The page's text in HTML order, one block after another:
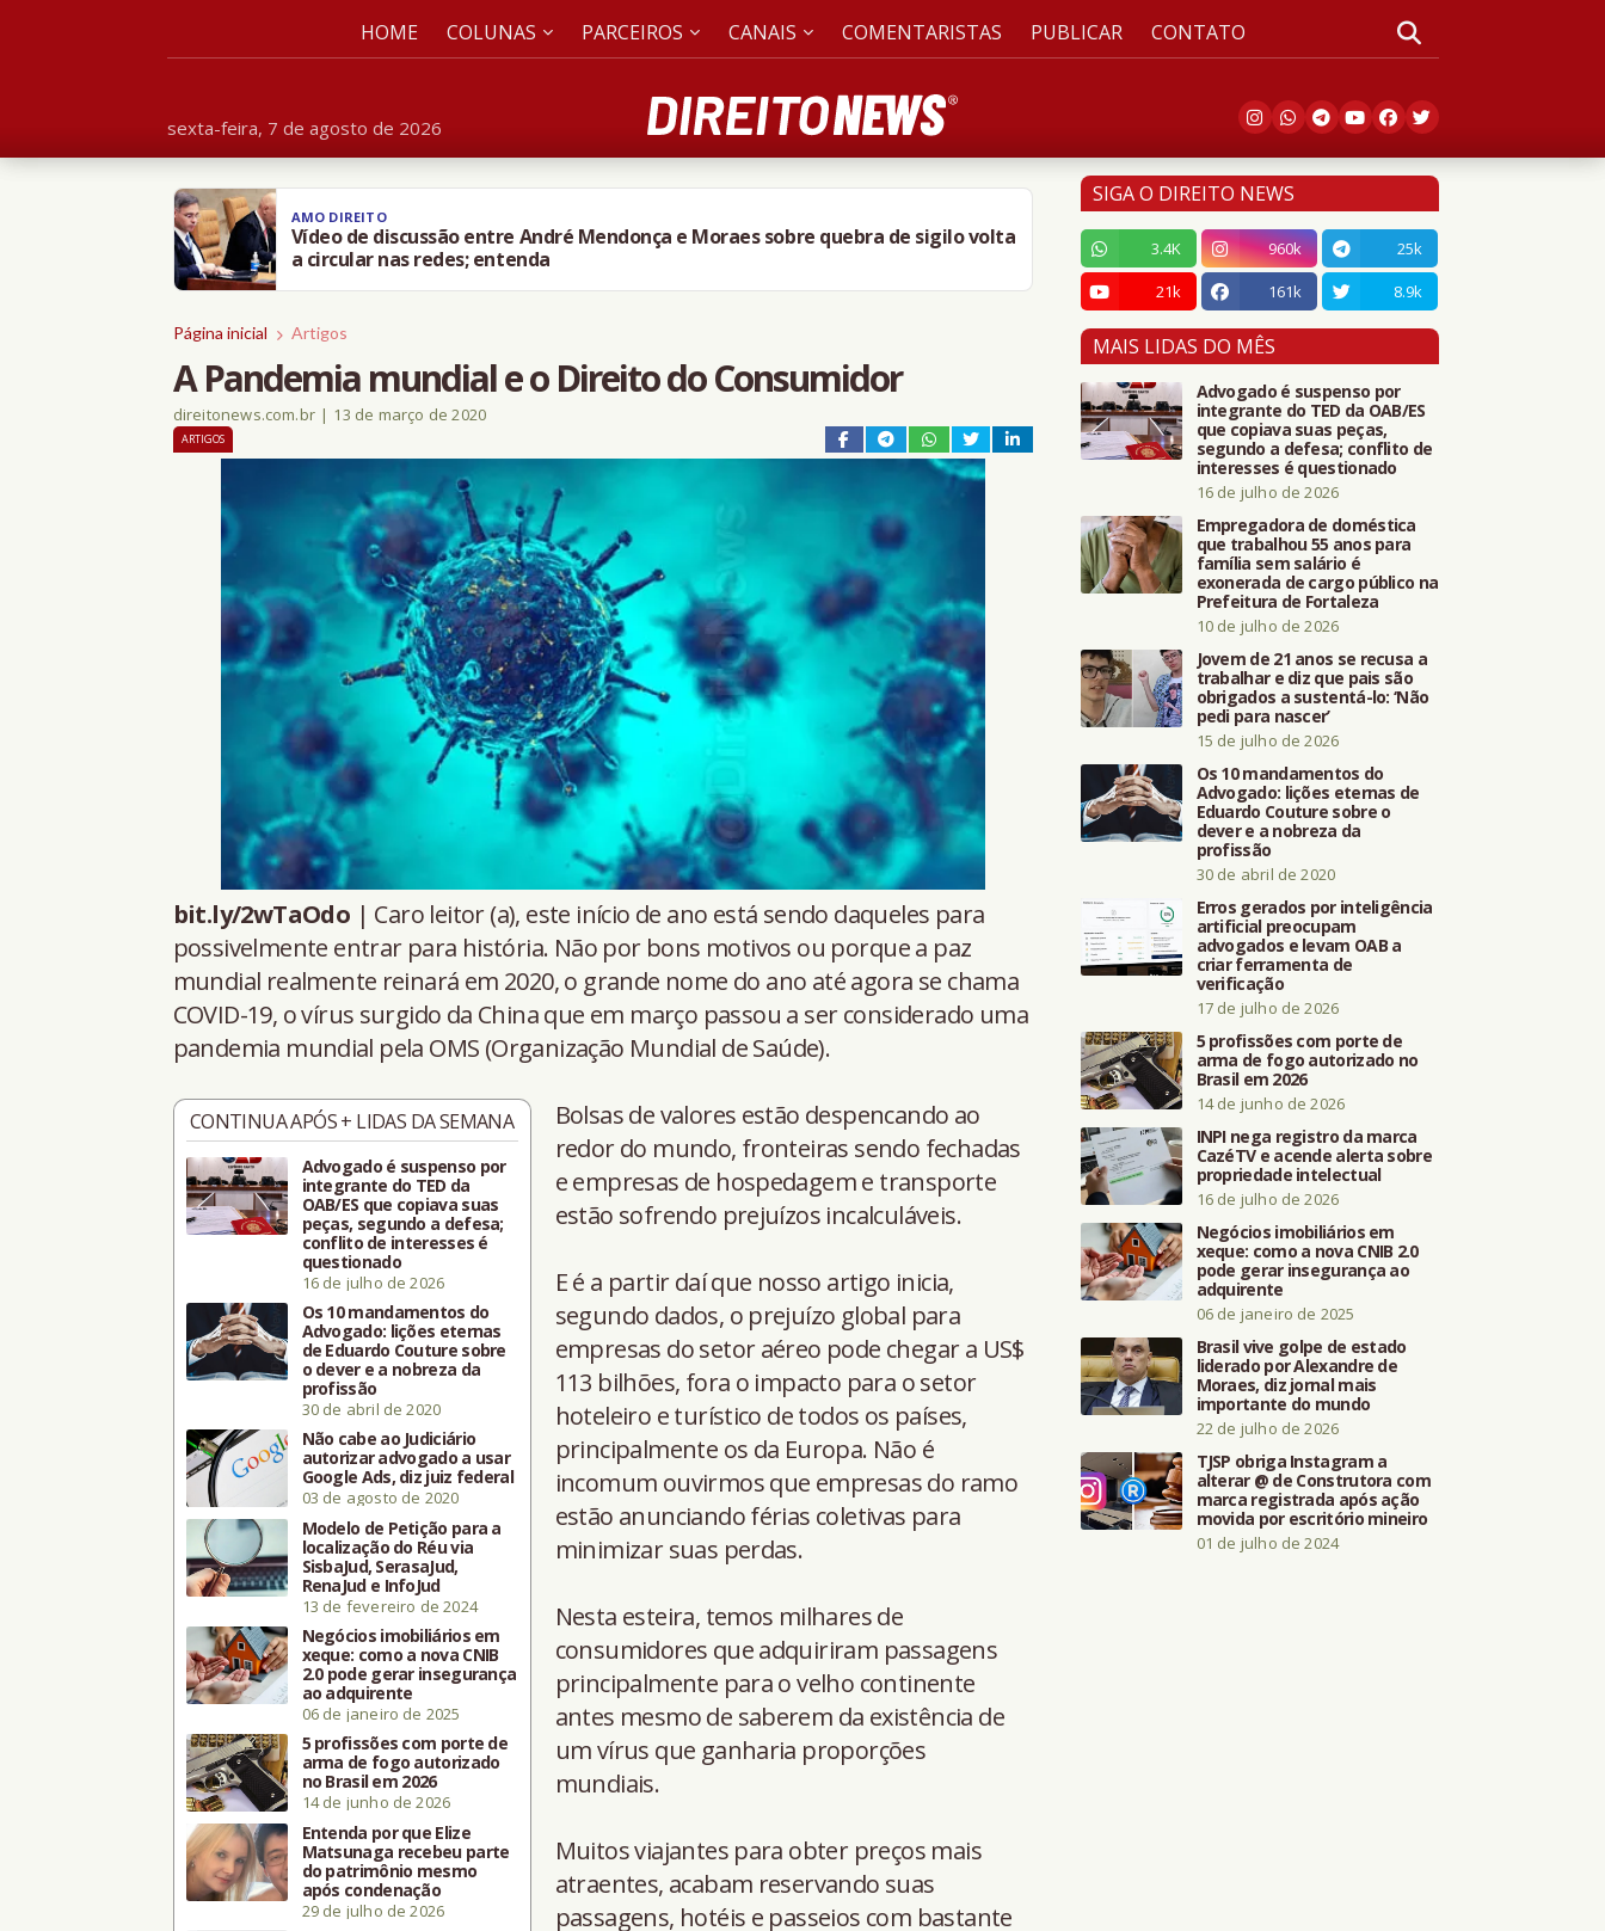
sexta-feira, 7 de agosto de 2026
HOME COLUNAS PARCEIROS CANAIS COMENTARISTAS PUBLICAR CONTATO
AMO DIREITO
Vídeo de discussão entre André Mendonça e Moraes sobre quebra de sigilo volta
a circular nas redes; entenda
Página inicial Artigos
A Pandemia mundial e o Direito do Consumidor
direitonews.com.br | 13 de março de 2020
ARTIGOS
bit.ly/2wTaOdo | Caro leitor (a), este início de ano está sendo daqueles para
possivelmente entrar para história. Não por bons motivos ou porque a paz
mundial realmente reinará em 2020, o grande nome do ano até agora se chama
COVID-19, o vírus surgido da China que em março passou a ser considerado uma
pandemia mundial pela OMS (Organização Mundial de Saúde).
CONTINUA APÓS + LIDAS DA SEMANA
Advogado é suspenso por
integrante do TED da
OAB/ES que copiava suas
peças, segundo a defesa;
conflito de interesses é
questionado
16 de julho de 2026
Os 10 mandamentos do
Advogado: lições eternas
de Eduardo Couture sobre
o dever e a nobreza da
profissão
30 de abril de 2020
Não cabe ao Judiciário
autorizar advogado a usar
Google Ads, diz juiz federal
03 de agosto de 2020
Modelo de Petição para a
localização do Réu via
SisbaJud, SerasaJud,
RenaJud e InfoJud
13 de fevereiro de 2024
Negócios imobiliários em
xeque: como a nova CNIB
2.0 pode gerar insegurança
ao adquirente
06 de janeiro de 2025
5 profissões com porte de
arma de fogo autorizado
no Brasil em 2026
14 de junho de 2026
Entenda por que Elize
Matsunaga recebeu parte
do patrimônio mesmo
após condenação
29 de julho de 2026
Bolsas de valores estão despencando ao
redor do mundo, fronteiras sendo fechadas
e empresas de hospedagem e transporte
estão sofrendo prejuízos incalculáveis.
E é a partir daí que nosso artigo inicia,
segundo dados, o prejuízo global para
empresas do setor aéreo pode chegar a US$
113 bilhões, fora o impacto para o setor
hoteleiro e turístico de todos os países,
principalmente os da Europa. Não é
incomum ouvirmos que empresas do ramo
estão anunciando férias coletivas para
minimizar suas perdas.
Nesta esteira, temos milhares de
consumidores que adquiriram passagens
principalmente para o velho continente
antes mesmo de saberem da existência de
um vírus que ganharia proporções
mundiais.
Muitos viajantes para obter preços mais
atraentes, acabam reservando suas
passagens, hotéis e passeios com bastante
SIGA O DIREITO NEWS
3.4K 960k
25k
21k
161k 8.9k
MAIS LIDAS DO MÊS
Advogado é suspenso por
integrante do TED da OAB/ES
que copiava suas peças,
segundo a defesa; conflito de
interesses é questionado
16 de julho de 2026
Empregadora de doméstica
que trabalhou 55 anos para
família sem salário é
exonerada de cargo público na
Prefeitura de Fortaleza
10 de julho de 2026
Jovem de 21 anos se recusa a
trabalhar e diz que pais são
obrigados a sustentá-lo: ‘Não
pedi para nascer’
15 de julho de 2026
Os 10 mandamentos do
Advogado: lições eternas de
Eduardo Couture sobre o
dever e a nobreza da
profissão
30 de abril de 2020
Erros gerados por inteligência
artificial preocupam
advogados e levam OAB a
criar ferramenta de
verificação
17 de julho de 2026
5 profissões com porte de
arma de fogo autorizado no
Brasil em 2026
14 de junho de 2026
INPI nega registro da marca
CazéTV e acende alerta sobre
propriedade intelectual
16 de julho de 2026
Negócios imobiliários em
xeque: como a nova CNIB 2.0
pode gerar insegurança ao
adquirente
06 de janeiro de 2025
Brasil vive golpe de estado
liderado por Alexandre de
Moraes, diz jornal mais
importante do mundo
22 de julho de 2026
TJSP obriga Instagram a
alterar @ de Construtora com
marca registrada após ação
movida por escritório mineiro
01 de julho de 2024